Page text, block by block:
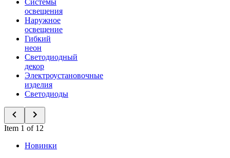
Системы
освещения
Наружное
освещение
Гибкий
неон
Светодиодный
декор
Электроустановочные
изделия
Светодиоды
Item 1 of 12
Новинки